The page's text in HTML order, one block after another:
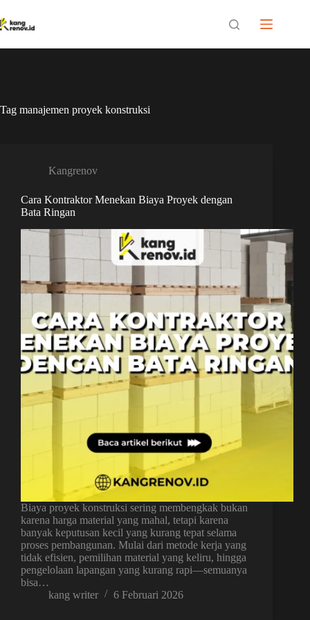
to
content
Tag manajemen proyek konstruksi
Kangrenov
Cara Kontraktor Menekan Biaya Proyek dengan
Bata Ringan
Biaya proyek konstruksi sering membengkak bukan
karena harga material yang mahal, tetapi karena
banyak keputusan kecil yang kurang tepat selama
proses pembangunan. Mulai dari metode kerja yang
tidak efisien, pemilihan material yang keliru, hingga
pengelolaan lapangan yang kurang rapi—semuanya
bisa…
kang writer
6 Februari 2026